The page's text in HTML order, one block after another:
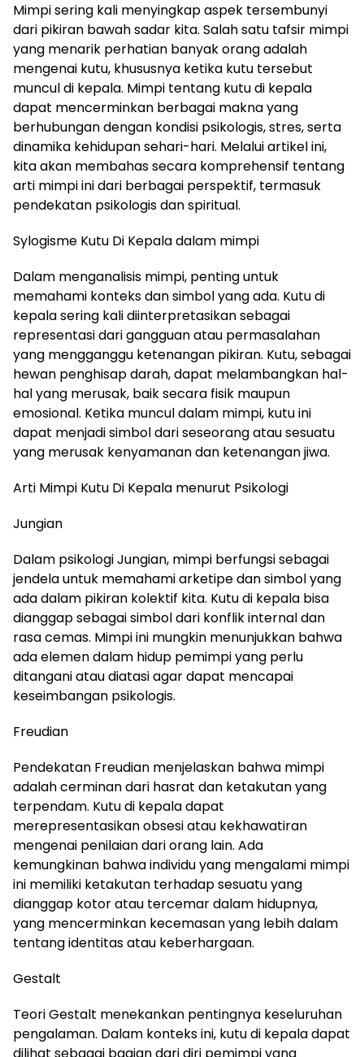
Mimpi sering kali menyingkap aspek tersembunyi
dari pikiran bawah sadar kita. Salah satu tafsir mimpi
yang menarik perhatian banyak orang adalah
mengenai kutu, khususnya ketika kutu tersebut
muncul di kepala. Mimpi tentang kutu di kepala
dapat mencerminkan berbagai makna yang
berhubungan dengan kondisi psikologis, stres, serta
dinamika kehidupan sehari-hari. Melalui artikel ini,
kita akan membahas secara komprehensif tentang
arti mimpi ini dari berbagai perspektif, termasuk
pendekatan psikologis dan spiritual.
Sylogisme Kutu Di Kepala dalam mimpi
Dalam menganalisis mimpi, penting untuk
memahami konteks dan simbol yang ada. Kutu di
kepala sering kali diinterpretasikan sebagai
representasi dari gangguan atau permasalahan
yang mengganggu ketenangan pikiran. Kutu, sebagai
hewan penghisap darah, dapat melambangkan hal-
hal yang merusak, baik secara fisik maupun
emosional. Ketika muncul dalam mimpi, kutu ini
dapat menjadi simbol dari seseorang atau sesuatu
yang merusak kenyamanan dan ketenangan jiwa.
Arti Mimpi Kutu Di Kepala menurut Psikologi
Jungian
Dalam psikologi Jungian, mimpi berfungsi sebagai
jendela untuk memahami arketipe dan simbol yang
ada dalam pikiran kolektif kita. Kutu di kepala bisa
dianggap sebagai simbol dari konflik internal dan
rasa cemas. Mimpi ini mungkin menunjukkan bahwa
ada elemen dalam hidup pemimpi yang perlu
ditangani atau diatasi agar dapat mencapai
keseimbangan psikologis.
Freudian
Pendekatan Freudian menjelaskan bahwa mimpi
adalah cerminan dari hasrat dan ketakutan yang
terpendam. Kutu di kepala dapat
merepresentasikan obsesi atau kekhawatiran
mengenai penilaian dari orang lain. Ada
kemungkinan bahwa individu yang mengalami mimpi
ini memiliki ketakutan terhadap sesuatu yang
dianggap kotor atau tercemar dalam hidupnya,
yang mencerminkan kecemasan yang lebih dalam
tentang identitas atau keberhargaan.
Gestalt
Teori Gestalt menekankan pentingnya keseluruhan
pengalaman. Dalam konteks ini, kutu di kepala dapat